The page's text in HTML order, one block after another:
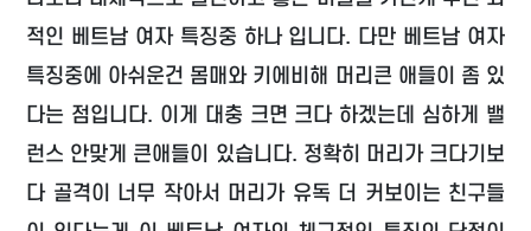
적인 베트남 여자 특징중 하나 입니다. 다만 베트남 여자
특징중에 아쉬운건 몸매와 키에비해 머리큰 애들이 좀 있
다는 점입니다. 이게 대충 크면 크다 하겠는데 심하게 밸
런스 안맞게 큰애들이 있습니다. 정확히 머리가 크다기보
다 골격이 너무 작아서 머리가 유독 더 커보이는 친구들